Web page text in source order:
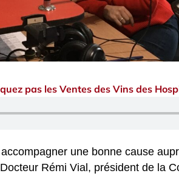
pas les Ventes des Vins des
une bonne cause
Rémi Vial, président de la